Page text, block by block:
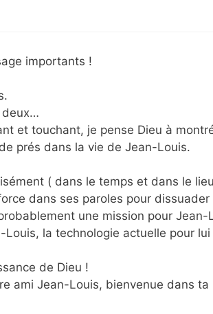
importants !
deux…
et touchant, je pense Dieu à
prés dans la vie de Jean-Louis.
( dans le temps et dans le
dans ses paroles pour
une mission pour Jean-
la technologie actuelle pour
de Dieu !
ami Jean-Louis, bienvenue dans ta